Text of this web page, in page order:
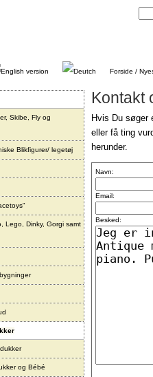
Forside /
Skibe, Fly og
Blikfigurer/ legetøj
Lego, Dinky, Gorgi samt
og Bébé
Kontakt
Hvis Du
eller få ting
herunder.
Navn:
Email:
Besked: